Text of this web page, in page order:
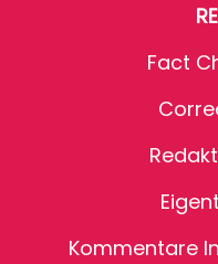
Fact
Kommentare